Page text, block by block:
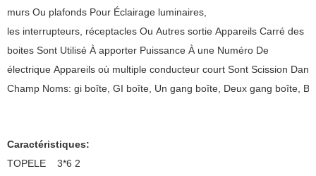
murs Ou plafonds Pour Éclairage luminaires,
les interrupteurs, réceptacles Ou Autres sortie Appareils Carré des
boites Sont Utilisé À apporter Puissance À une Numéro De
électrique Appareils où multiple conducteur court Sont Scission
Champ Noms: gi boîte, GI boîte, Un gang boîte, Deux gang boîte,
Caractéristiques:
TOPELE 3*6 2